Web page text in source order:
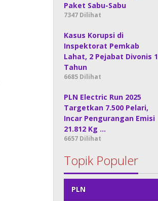
Paket Sabu-Sabu
7347 Dilihat
Kasus Korupsi di
Inspektorat Pemkab
Lahat, 2 Pejabat Divonis 1
Tahun
6685 Dilihat
PLN Electric Run 2025
Targetkan 7.500 Pelari,
Incar Pengurangan Emisi
21.812 Kg …
6657 Dilihat
Topik Populer
PLN